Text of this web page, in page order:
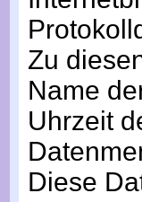
Zu
Name
Uhrzeit
Diese